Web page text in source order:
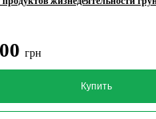
грн
Купить